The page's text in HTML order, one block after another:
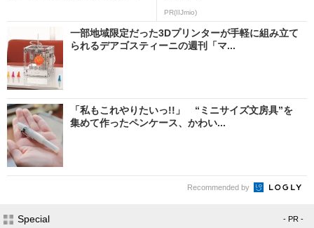
PR(IIJmio)
一部地域限定だった3Dプリンターが手軽に組み立て
られるデアゴスティーニの週刊「マ...
「私もこれやりたいっ!!」 “ミニサイズ文房具”を
集めて作ったペンケース、かわい...
Recommended by
Special - PR -